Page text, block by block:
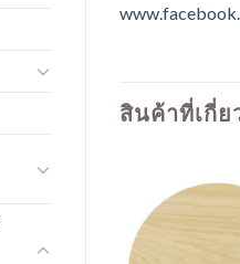
สินค้าที่เกี่ย